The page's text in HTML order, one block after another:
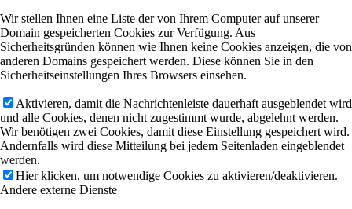
Wir stellen Ihnen eine Liste der von Ihrem Computer auf unserer
Domain gespeicherten Cookies zur Verfügung. Aus
Sicherheitsgründen können wie Ihnen keine Cookies anzeigen, die von
anderen Domains gespeichert werden. Diese können Sie in den
Sicherheitseinstellungen Ihres Browsers einsehen.
Aktivieren, damit die Nachrichtenleiste dauerhaft ausgeblendet wird
und alle Cookies, denen nicht zugestimmt wurde, abgelehnt werden.
Wir benötigen zwei Cookies, damit diese Einstellung gespeichert wird.
Andernfalls wird diese Mitteilung bei jedem Seitenladen eingeblendet
werden.
Hier klicken, um notwendige Cookies zu aktivieren/deaktivieren.
Andere externe Dienste